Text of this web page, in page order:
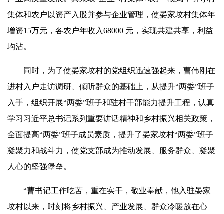
集体和农户以资产入股并参与企业管理，使晏家坟村集体年
增资15万元，各农户年收入68000 元，实现共建共享，利益
均沾。
同时，为了使晏家坟村的党组织迅速强起来，曹伟刚在
进村入户走访调研、倾听群众的基础上，从提升“两委”班子
入手，组织开展“两委”班子和驻村干部能力提升工程，认真
学习习近平总书记系列重要讲话精神和乡村振兴相关政策，
全面提高“两委”班子成员素质，提升了晏家坟村“两委”班子
凝聚力和战斗力，使党支部成为推动发展、服务群众、凝聚
人心的坚强堡垒。
“曹书记工作吃苦，重在实干，敬业奉献，他入驻晏家
坟村以来，时刻将乡村振兴、产业发展、群众冷暖放在心